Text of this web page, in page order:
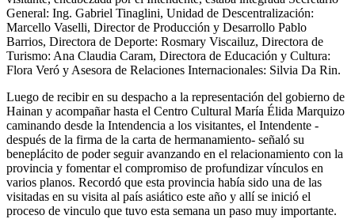
General: Ing. Gabriel Tinaglini, Unidad de Descentralización:
Marcello Vaselli, Director de Producción y Desarrollo Pablo
Barrios, Directora de Deporte: Rosmary Viscailuz, Directora de
Turismo: Ana Claudia Caram, Directora de Educación y Cultura:
Flora Veró y Asesora de Relaciones Internacionales: Silvia Da Rin.
Luego de recibir en su despacho a la representación del gobierno de
Hainan y acompañar hasta el Centro Cultural María Élida Marquizo
caminando desde la Intendencia a los visitantes, el Intendente -
después de la firma de la carta de hermanamiento- señaló su
beneplácito de poder seguir avanzando en el relacionamiento con la
provincia y fomentar el compromiso de profundizar vínculos en
varios planos. Recordó que esta provincia había sido una de las
visitadas en su visita al país asiático este año y allí se inició el
proceso de vinculo que tuvo esta semana un paso muy importante.